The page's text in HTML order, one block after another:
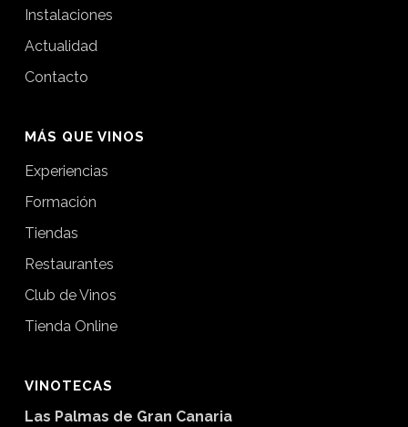
Instalaciones
Actualidad
Contacto
MÁS QUE VINOS
Experiencias
Formación
Tiendas
Restaurantes
Club de Vinos
Tienda Online
VINOTECAS
Las Palmas de Gran Canaria